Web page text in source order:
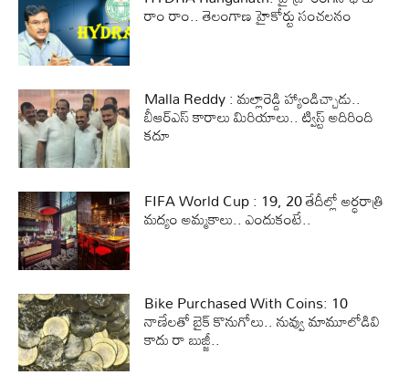
రాం రాం.. తెలంగాణ హైకోర్టు సంచలనం
Malla Reddy : మల్లారెడ్డి హ్యాండిచ్చాడు..
బీఆర్ఎస్ కారాలు మిరియాలు.. ట్విస్ట్ అదిరింది
కదూ
FIFA World Cup : 19, 20 తేదీల్లో అర్ధరాత్రి
మద్యం అమ్మకాలు.. ఎందుకంటే..
Bike Purchased With Coins: 10
నాణేలతో బైక్ కొనుగోలు.. నువ్వు మామూలోడివి
కాదు రా బుజ్జీ..